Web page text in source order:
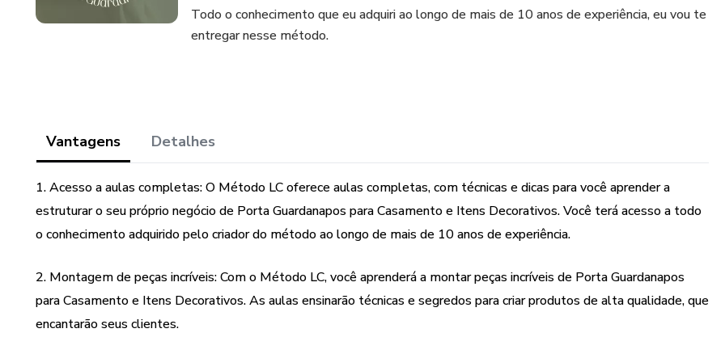
Todo o conhecimento que eu adquiri ao longo de mais de 10 anos de experiência, eu vou te
entregar nesse método.
Vantagens Detalhes
1. Acesso a aulas completas: O Método LC oferece aulas completas, com técnicas e dicas para você aprender a
estruturar o seu próprio negócio de Porta Guardanapos para Casamento e Itens Decorativos. Você terá acesso a todo
o conhecimento adquirido pelo criador do método ao longo de mais de 10 anos de experiência.
2. Montagem de peças incríveis: Com o Método LC, você aprenderá a montar peças incríveis de Porta Guardanapos
para Casamento e Itens Decorativos. As aulas ensinarão técnicas e segredos para criar produtos de alta qualidade, que
encantarão seus clientes.